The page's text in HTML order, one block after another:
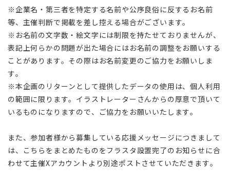
※企業名・第三者を特定する名前や公序良俗に反するお名前
等、主催判断で掲載を差し控える場合がございます。
※お名前の文字数・絵文字には制限を持たせておりませんが、
表記上何らかの問題が出た場合にはお名前の調整をお願いする
ことがあります。その際はお名前変更のご協力をお願いしま
す。
※本企画のリターンとして提供したデータの使用は、個人利用
の範囲に限ります。イラストレーターさんからの厚意で頂いて
いるものになりますので、ご協力をお願いいたします。
また、参加者様から募集している応援メッセージにつきまして
は、こちらをまとめたものをフラスタ設置完了のお知らせに合
わせて主催Xアカウントより別途ポストさせていただきます。